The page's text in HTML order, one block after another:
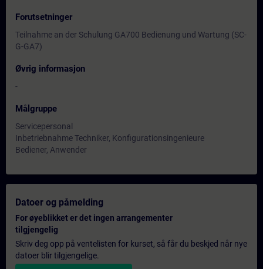
Forutsetninger
Teilnahme an der Schulung GA700 Bedienung und Wartung (SC-
G-GA7)
Øvrig informasjon
-
Målgruppe
Servicepersonal
Inbetriebnahme Techniker, Konfigurationsingenieure
Bediener, Anwender
Datoer og påmelding
For øyeblikket er det ingen arrangementer
tilgjengelig
Skriv deg opp på ventelisten for kurset, så får du beskjed når nye
datoer blir tilgjengelige.